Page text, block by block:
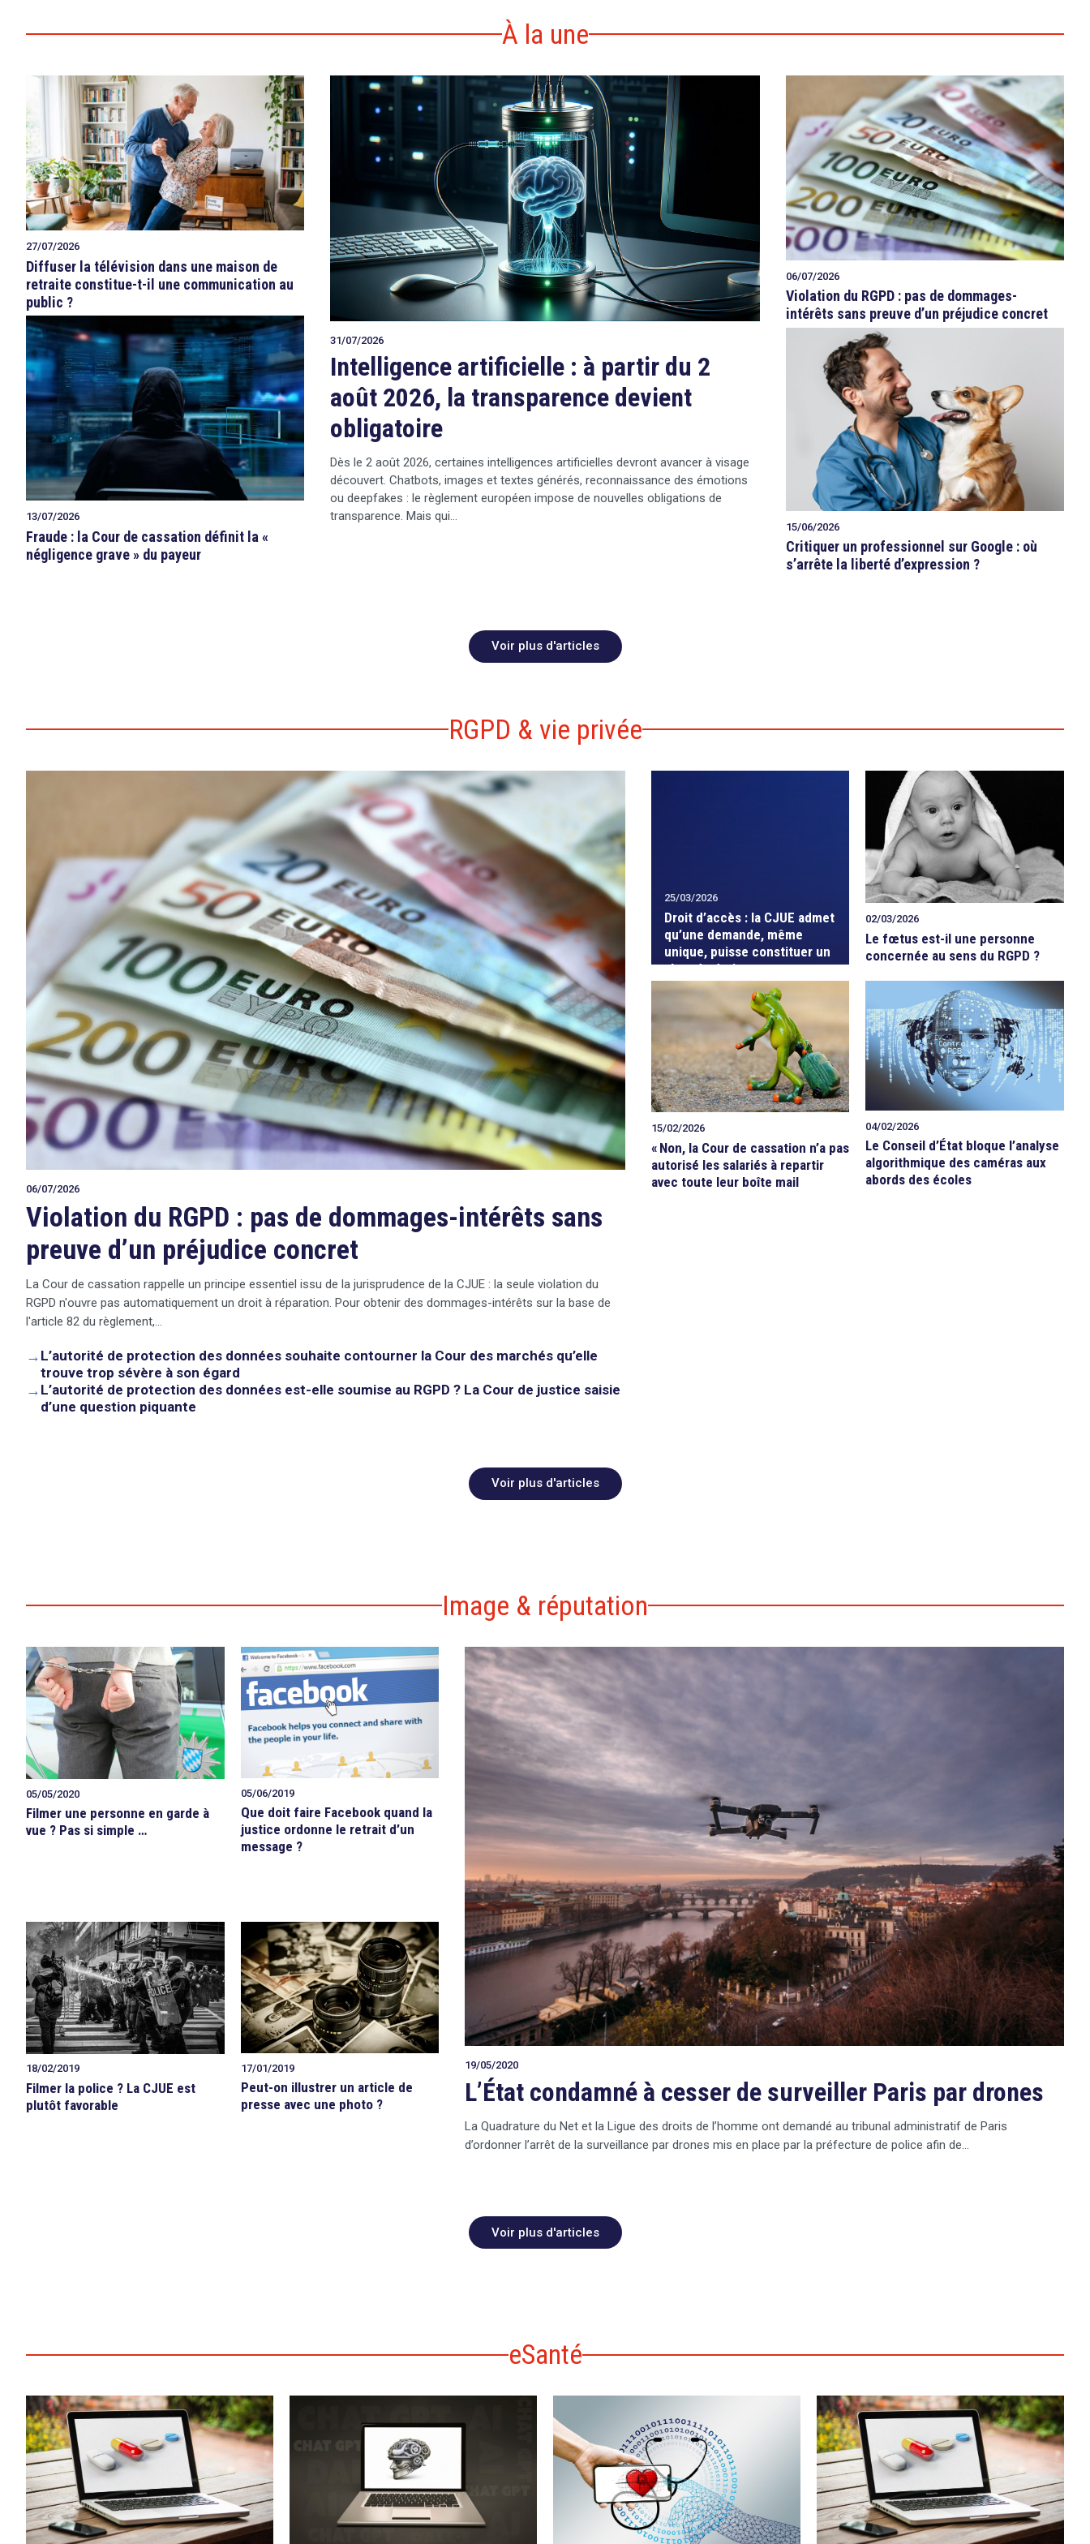
À la une
27/07/2026
Diffuser la télévision dans une maison de
retraite constitue-t-il une communication au
public ?
13/07/2026
Fraude : la Cour de cassation définit la «
négligence grave » du payeur
31/07/2026
Intelligence artificielle : à partir du 2
août 2026, la transparence devient
obligatoire
Dès le 2 août 2026, certaines intelligences artificielles devront avancer à visage
découvert. Chatbots, images et textes générés, reconnaissance des émotions
ou deepfakes : le règlement européen impose de nouvelles obligations de
transparence. Mais qui…
06/07/2026
Violation du RGPD : pas de dommages-
intérêts sans preuve d’un préjudice concret
15/06/2026
Critiquer un professionnel sur Google : où
s’arrête la liberté d’expression ?
Voir plus d'articles
RGPD & vie privée
06/07/2026
Violation du RGPD : pas de dommages-intérêts sans
preuve d’un préjudice concret
La Cour de cassation rappelle un principe essentiel issu de la jurisprudence de la CJUE : la seule violation du
RGPD n'ouvre pas automatiquement un droit à réparation. Pour obtenir des dommages-intérêts sur la base de
l'article 82 du règlement,…
→ L’autorité de protection des données souhaite contourner la Cour des marchés qu’elle
trouve trop sévère à son égard
→ L’autorité de protection des données est-elle soumise au RGPD ? La Cour de justice saisie
d’une question piquante
25/03/2026
Droit d’accès : la CJUE admet
qu’une demande, même
unique, puisse constituer un
abus de droit
02/03/2026
Le fœtus est-il une personne
concernée au sens du RGPD ?
15/02/2026
« Non, la Cour de cassation n’a pas
autorisé les salariés à repartir
avec toute leur boîte mail
04/02/2026
Le Conseil d’État bloque l’analyse
algorithmique des caméras aux
abords des écoles
Voir plus d'articles
Image & réputation
05/05/2020
Filmer une personne en garde à
vue ? Pas si simple …
05/06/2019
Que doit faire Facebook quand la
justice ordonne le retrait d’un
message ?
18/02/2019
Filmer la police ? La CJUE est
plutôt favorable
17/01/2019
Peut-on illustrer un article de
presse avec une photo ?
19/05/2020
L’État condamné à cesser de surveiller Paris par drones
La Quadrature du Net et la Ligue des droits de l’homme ont demandé au tribunal administratif de Paris
d’ordonner l’arrêt de la surveillance par drones mis en place par la préfecture de police afin de…
Voir plus d'articles
eSanté